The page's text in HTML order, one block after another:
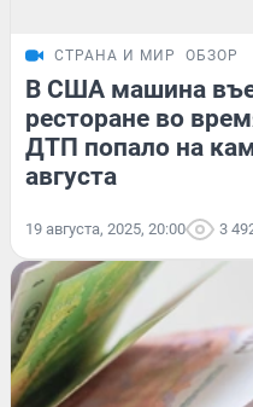
СТРАНА И МИР ОБЗОР
В США машина
ресторане во
ДТП попало на
августа
19 августа, 2025, 20:00 3